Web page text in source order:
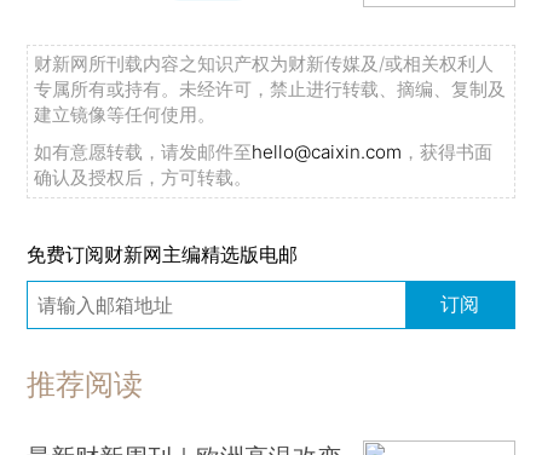
财新网所刊载内容之知识产权为财新传媒及/或相关权利人
专属所有或持有。未经许可，禁止进行转载、摘编、复制及
建立镜像等任何使用。
如有意愿转载，请发邮件至hello@caixin.com ，获得书面
确认及授权后，方可转载。
免费订阅财新网主编精选版电邮
订阅
推荐阅读